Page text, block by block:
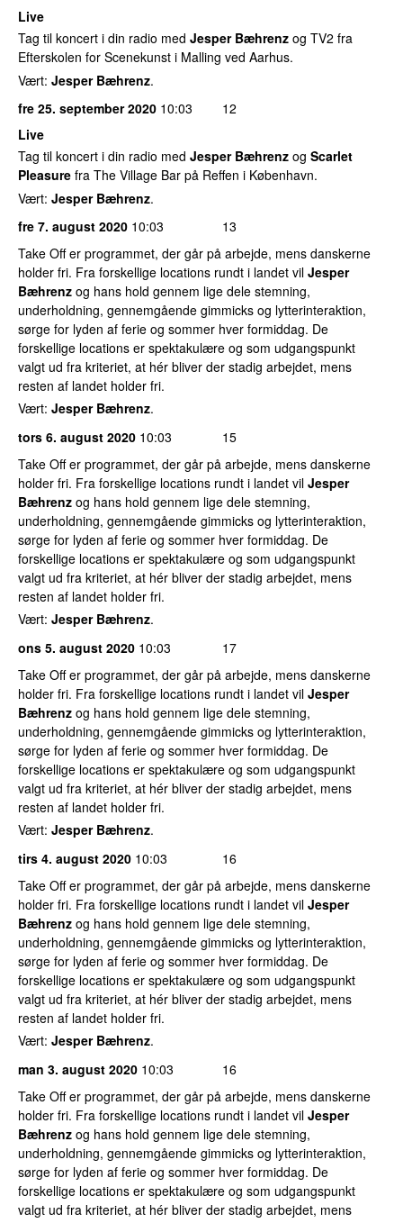
Live
Tag til koncert i din radio med Jesper Bæhrenz og TV2 fra
Efterskolen for Scenekunst i Malling ved Aarhus.
Vært: Jesper Bæhrenz.
fre 25. september 2020 10:03
12
Live
Tag til koncert i din radio med Jesper Bæhrenz og Scarlet
Pleasure fra The Village Bar på Reffen i København.
Vært: Jesper Bæhrenz.
fre 7. august 2020 10:03
13
Take Off er programmet, der går på arbejde, mens danskerne
holder fri. Fra forskellige locations rundt i landet vil Jesper
Bæhrenz og hans hold gennem lige dele stemning,
underholdning, gennemgående gimmicks og lytterinteraktion,
sørge for lyden af ferie og sommer hver formiddag. De
forskellige locations er spektakulære og som udgangspunkt
valgt ud fra kriteriet, at hér bliver der stadig arbejdet, mens
resten af landet holder fri.
Vært: Jesper Bæhrenz.
tors 6. august 2020 10:03
15
Take Off er programmet, der går på arbejde, mens danskerne
holder fri. Fra forskellige locations rundt i landet vil Jesper
Bæhrenz og hans hold gennem lige dele stemning,
underholdning, gennemgående gimmicks og lytterinteraktion,
sørge for lyden af ferie og sommer hver formiddag. De
forskellige locations er spektakulære og som udgangspunkt
valgt ud fra kriteriet, at hér bliver der stadig arbejdet, mens
resten af landet holder fri.
Vært: Jesper Bæhrenz.
ons 5. august 2020 10:03
17
Take Off er programmet, der går på arbejde, mens danskerne
holder fri. Fra forskellige locations rundt i landet vil Jesper
Bæhrenz og hans hold gennem lige dele stemning,
underholdning, gennemgående gimmicks og lytterinteraktion,
sørge for lyden af ferie og sommer hver formiddag. De
forskellige locations er spektakulære og som udgangspunkt
valgt ud fra kriteriet, at hér bliver der stadig arbejdet, mens
resten af landet holder fri.
Vært: Jesper Bæhrenz.
tirs 4. august 2020 10:03
16
Take Off er programmet, der går på arbejde, mens danskerne
holder fri. Fra forskellige locations rundt i landet vil Jesper
Bæhrenz og hans hold gennem lige dele stemning,
underholdning, gennemgående gimmicks og lytterinteraktion,
sørge for lyden af ferie og sommer hver formiddag. De
forskellige locations er spektakulære og som udgangspunkt
valgt ud fra kriteriet, at hér bliver der stadig arbejdet, mens
resten af landet holder fri.
Vært: Jesper Bæhrenz.
man 3. august 2020 10:03
16
Take Off er programmet, der går på arbejde, mens danskerne
holder fri. Fra forskellige locations rundt i landet vil Jesper
Bæhrenz og hans hold gennem lige dele stemning,
underholdning, gennemgående gimmicks og lytterinteraktion,
sørge for lyden af ferie og sommer hver formiddag. De
forskellige locations er spektakulære og som udgangspunkt
valgt ud fra kriteriet, at hér bliver der stadig arbejdet, mens